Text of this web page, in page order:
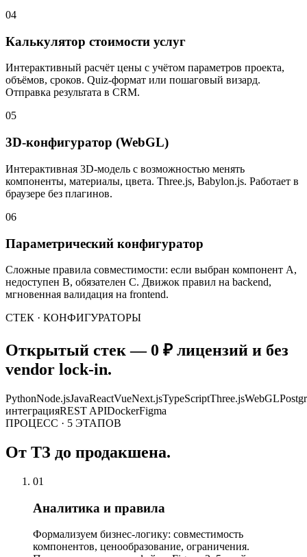
04
Калькулятор стоимости услуг
Интерактивный расчёт цены с учётом параметров проекта,
объёмов, сроков. Quiz-формат или пошаговый визард.
Отправка результата в CRM.
05
3D-конфигуратор (WebGL)
Интерактивная 3D-модель с возможностью менять
компоненты, материалы, цвета. Three.js, Babylon.js. Работает в
браузере без плагинов.
06
Параметрический конфигуратор
Сложные правила совместимости: если выбран компонент A,
недоступен B, обязателен C. Движок правил на backend,
мгновенная валидация на frontend.
СТЕК · КОНФИГУРАТОРЫ
Открытый стек — 0 ₽ лицензий и без
vendor lock-in.
PythonNode.jsJavaReactVueNext.jsTypeScriptThree.jsWebGL
интеграцияREST APIDockerFigma
ПРОЦЕСС · 5 ЭТАПОВ
От ТЗ до продакшена.
01
Аналитика и правила
Формализуем бизнес-логику: совместимость
компонентов, ценообразование, ограничения.